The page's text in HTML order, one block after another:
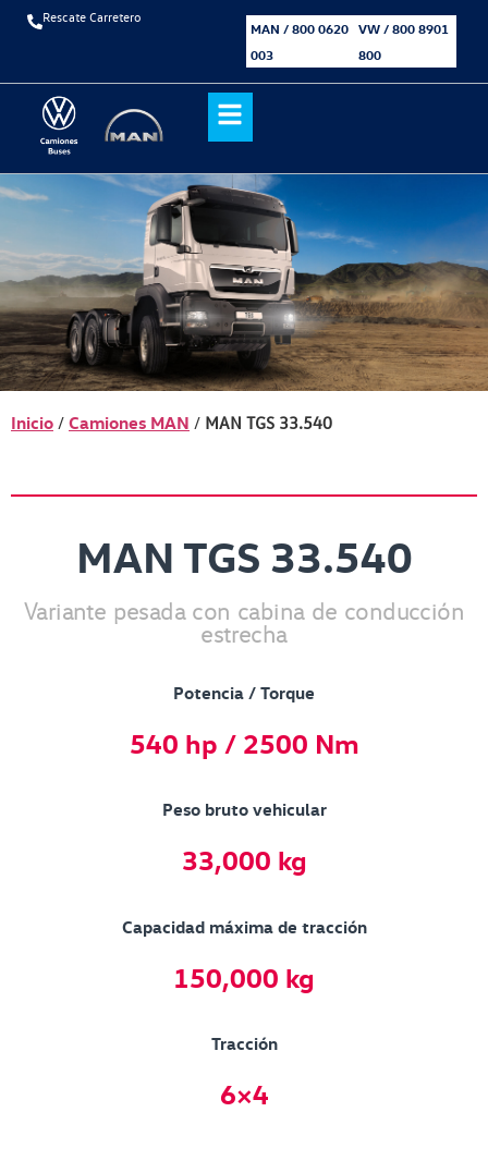
Rescate Carretero
MAN / 800 0620
003
VW / 800 8901
800
Inicio / Camiones MAN / MAN TGS 33.540
MAN TGS 33.540
Variante pesada con cabina de conducción
estrecha
Potencia / Torque
540 hp / 2500 Nm
Peso bruto vehicular
33,000 kg
Capacidad máxima de tracción
150,000 kg
Tracción
6×4